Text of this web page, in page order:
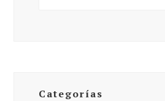
Categorías